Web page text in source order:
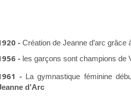
- Création de Jeanne d’arc grâce
- les garçons sont champions de
- La gymnastique féminine
d’Arc